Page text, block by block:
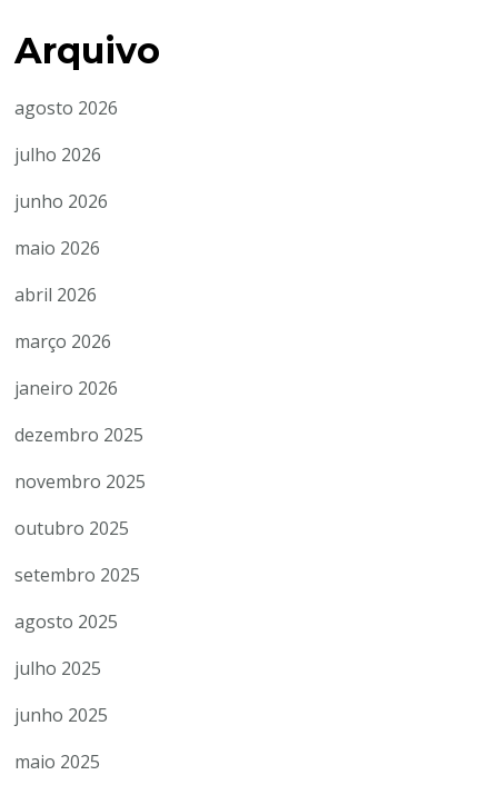
Arquivo
agosto 2026
julho 2026
junho 2026
maio 2026
abril 2026
março 2026
janeiro 2026
dezembro 2025
novembro 2025
outubro 2025
setembro 2025
agosto 2025
julho 2025
junho 2025
maio 2025